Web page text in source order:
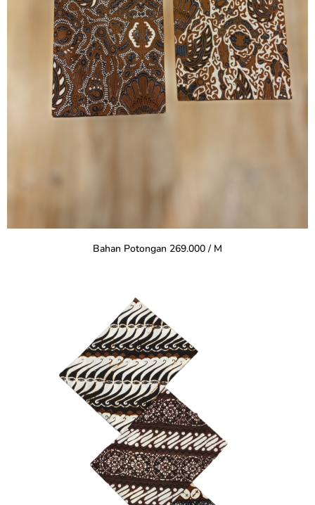
Bahan Potongan 269.000 / M